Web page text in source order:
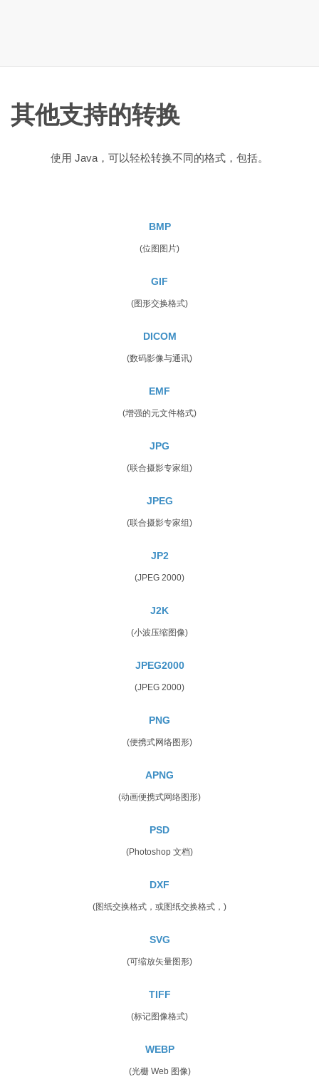
其他支持的转换
使用 Java，可以轻松转换不同的格式，包括。
BMP
(位图图片)
GIF
(图形交换格式)
DICOM
(数码影像与通讯)
EMF
(增强的元文件格式)
JPG
(联合摄影专家组)
JPEG
(联合摄影专家组)
JP2
(JPEG 2000)
J2K
(小波压缩图像)
JPEG2000
(JPEG 2000)
PNG
(便携式网络图形)
APNG
(动画便携式网络图形)
PSD
(Photoshop 文档)
DXF
(图纸交换格式，或图纸交换格式，)
SVG
(可缩放矢量图形)
TIFF
(标记图像格式)
WEBP
(光栅 Web 图像)